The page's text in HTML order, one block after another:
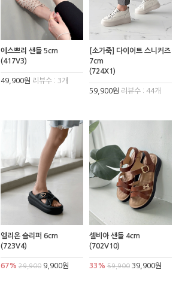
에스쁘리 샌들 5cm
(417V3)
49,900원 리뷰수 : 3개
[소가죽] 다이어트 스니커즈
7cm
(724X1)
59,900원 리뷰수 : 44개
엘리온 슬리퍼 6cm
(723V4)
67% 29,9009,900원
셀비아 샌들 4cm
(702V10)
33% 59,90039,900원